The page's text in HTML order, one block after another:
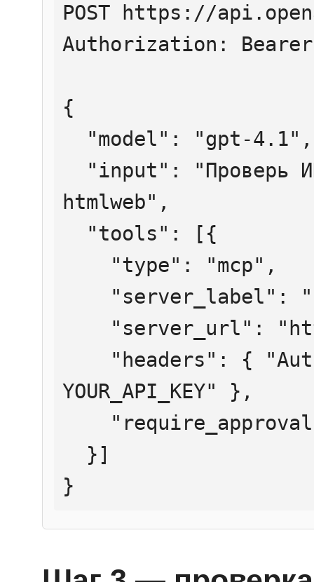
POST https://
Authorization:
{
htmlweb",
YOUR_API_KEY" },
}